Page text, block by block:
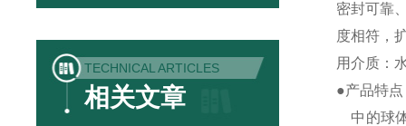
TECHNICAL ARTICLES
相关文章
密封可靠
度相符，
用介质：
●产品特
中的球